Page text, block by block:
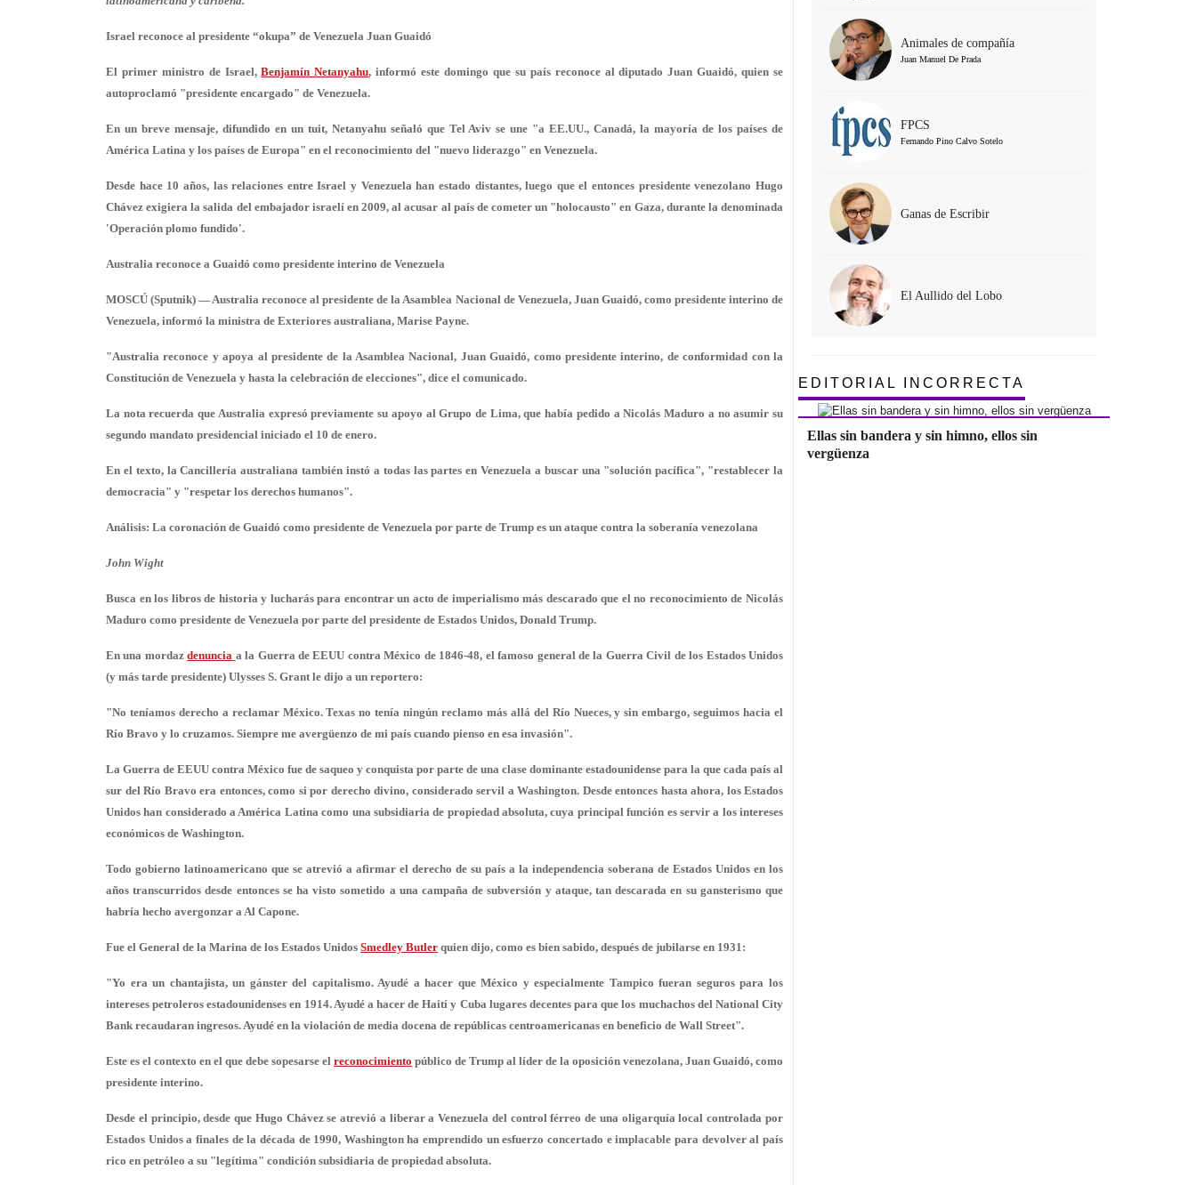
Israel reconoce al presidente “okupa” de Venezuela Juan Guaidó
El primer ministro de Israel,Benjamín Netanyahu, informó este domingo que su país reconoce al diputado Juan Guaidó, quien se
autoproclamó "presidente encargado" de Venezuela.
En un breve mensaje, difundido en un tuit, Netanyahu señaló que Tel Aviv se une "a EE.UU., Canadá, la mayoría de los países de
América Latina y los países de Europa" en el reconocimiento del "nuevo liderazgo" en Venezuela.
Desde hace 10 años, las relaciones entre Israel y Venezuela han estado distantes, luego que el entonces presidente venezolano Hugo
Chávez exigiera la salida del embajador israelí en 2009, al acusar al país de cometer un "holocausto" en Gaza, durante la denominada
'Operación plomo fundido'.
Australia reconoce a Guaidó como presidente interino de Venezuela
MOSCÚ (Sputnik) — Australia reconoce al presidente de la Asamblea Nacional de Venezuela, Juan Guaidó, como presidente interino de
Venezuela, informó la ministra de Exteriores australiana, Marise Payne.
"Australia reconoce y apoya al presidente de la Asamblea Nacional, Juan Guaidó, como presidente interino, de conformidad con la
Constitución de Venezuela y hasta la celebración de elecciones", dice el comunicado.
La nota recuerda que Australia expresó previamente su apoyo al Grupo de Lima, que había pedido a Nicolás Maduro a no asumir su
segundo mandato presidencial iniciado el 10 de enero.
En el texto, la Cancillería australiana también instó a todas las partes en Venezuela a buscar una "solución pacífica", "restablecer la
democracia" y "respetar los derechos humanos".
Análisis: La coronación de Guaidó como presidente de Venezuela por parte de Trump es un ataque contra la soberanía venezolana
John Wight
Busca en los libros de historia y lucharás para encontrar un acto de imperialismo más descarado que el no reconocimiento de Nicolás
Maduro como presidente de Venezuela por parte del presidente de Estados Unidos, Donald Trump.
En una mordazdenuncia a la Guerra de EEUU contra México de 1846-48, el famoso general de la Guerra Civil de los Estados Unidos
(y más tarde presidente) Ulysses S. Grant le dijo a un reportero:
"No teníamos derecho a reclamar México. Texas no tenía ningún reclamo más allá del Río Nueces, y sin embargo, seguimos hacia el
Río Bravo y lo cruzamos. Siempre me avergüenzo de mi país cuando pienso en esa invasión".
La Guerra de EEUU contra México fue de saqueo y conquista por parte de una clase dominante estadounidense para la que cada país al
sur del Río Bravo era entonces, como si por derecho divino, considerado servil a Washington. Desde entonces hasta ahora, los Estados
Unidos han considerado a América Latina como una subsidiaria de propiedad absoluta, cuya principal función es servir a los intereses
económicos de Washington.
Todo gobierno latinoamericano que se atrevió a afirmar el derecho de su país a la independencia soberana de Estados Unidos en los
años transcurridos desde entonces se ha visto sometido a una campaña de subversión y ataque, tan descarada en su gansterismo que
habría hecho avergonzar a Al Capone.
Fue el General de la Marina de los Estados Unidos Smedley Butler quien dijo, como es bien sabido, después de jubilarse en 1931:
"Yo era un chantajista, un gánster del capitalismo. Ayudé a hacer que México y especialmente Tampico fueran seguros para los
intereses petroleros estadounidenses en 1914. Ayudé a hacer de Haití y Cuba lugares decentes para que los muchachos del National City
Bank recaudaran ingresos. Ayudé en la violación de media docena de repúblicas centroamericanas en beneficio de Wall Street".
Este es el contexto en el que debe sopesarse el reconocimiento público de Trump al líder de la oposición venezolana, Juan Guaidó, como
presidente interino.
Desde el principio, desde que Hugo Chávez se atrevió a liberar a Venezuela del control férreo de una oligarquía local controlada por
Estados Unidos a finales de la década de 1990, Washington ha emprendido un esfuerzo concertado e implacable para devolver al país
rico en petróleo a su "legítima" condición subsidiaria de propiedad absoluta.
Animales de compañía
Juan Manuel De Prada
FPCS
Fernando Pino Calvo Sotelo
Ganas de Escribir
El Aullido del Lobo
EDITORIAL INCORRECTA
Ellas sin bandera y sin himno, ellos sin
vergüenza